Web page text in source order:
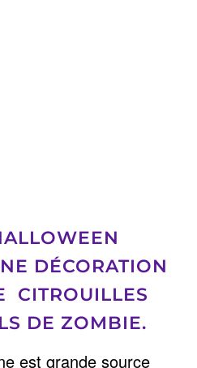
DÉCORATION
CITROUILLES
DE ZOMBIE.
est grande source